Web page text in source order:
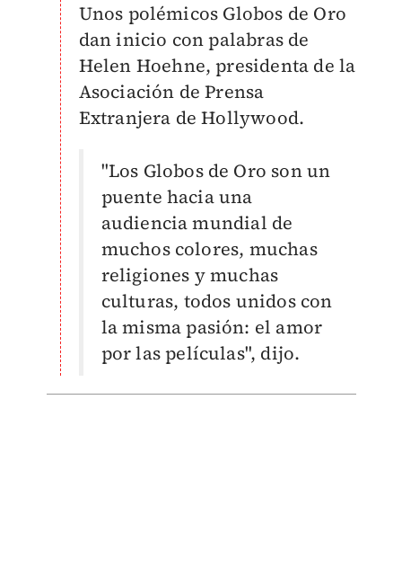
Unos polémicos Globos de Oro
dan inicio con palabras de
Helen Hoehne, presidenta de la
Asociación de Prensa
Extranjera de Hollywood.
"Los Globos de Oro son un
puente hacia una
audiencia mundial de
muchos colores, muchas
religiones y muchas
culturas, todos unidos con
la misma pasión: el amor
por las películas", dijo.